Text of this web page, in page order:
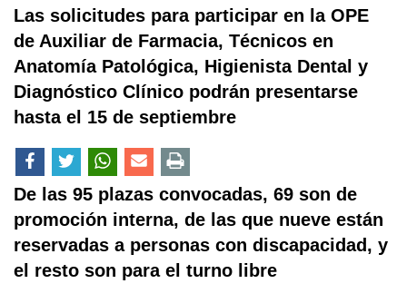
Las solicitudes para participar en la OPE
de Auxiliar de Farmacia, Técnicos en
Anatomía Patológica, Higienista Dental y
Diagnóstico Clínico podrán presentarse
hasta el 15 de septiembre
De las 95 plazas convocadas, 69 son de
promoción interna, de las que nueve están
reservadas a personas con discapacidad, y
el resto son para el turno libre